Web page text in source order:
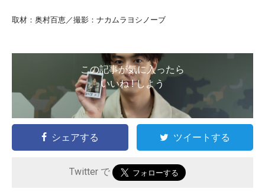
取材：奥村百恵／撮影：ナカムラヨシノーブ
この記事が気に入ったら
いいね ! しよう
シェアする ツイートする
Twitter で